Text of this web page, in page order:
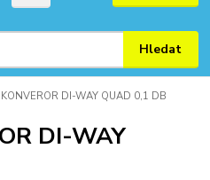
Hledat
DI-WAY QUAD 0,1 DB
DI-WAY